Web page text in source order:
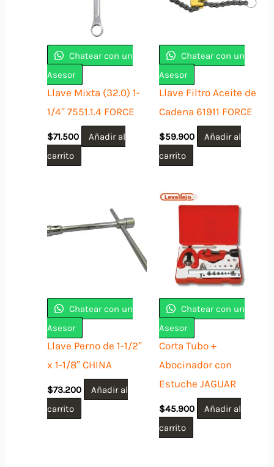
Chatear con un
Asesor
Llave Mixta (32.0) 1-
1/4″ 7551.1.4 FORCE
$71.500
Añadir al
carrito
Chatear con un
Asesor
Llave Filtro Aceite de
Cadena 61911 FORCE
$59.900
Añadir al
carrito
Chatear con un
Asesor
Llave Perno de 1-1/2″
x 1-1/8″ CHINA
$73.200
Añadir al
carrito
Chatear con un
Asesor
Corta Tubo +
Abocinador con
Estuche JAGUAR
$45.900
Añadir al
carrito